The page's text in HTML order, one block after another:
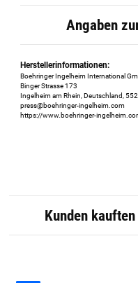
Angaben
Herstellerinformationen:
Boehringer Ingelheim International
Binger Strasse 173
Ingelheim am Rhein, Deutschland,
press@boehringer-ingelheim.com
https://www.boehringer-
Kunden